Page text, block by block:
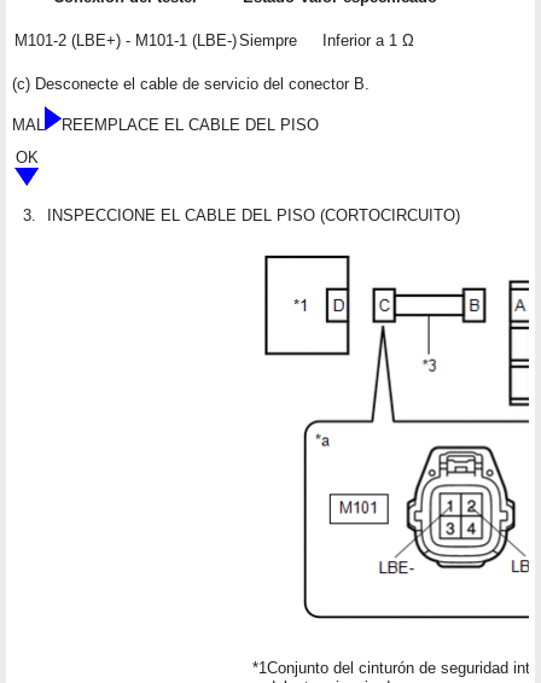
M101-2 (LBE+) - M101-1 (LBE-)Siempre Inferior a 1 Ω
(c) Desconecte el cable de servicio del conector B.
MAL
REEMPLACE EL CABLE DEL PISO
OK
3. INSPECCIONE EL CABLE DEL PISO (CORTOCIRCUITO)
*1 Conjunto del cinturón de seguridad